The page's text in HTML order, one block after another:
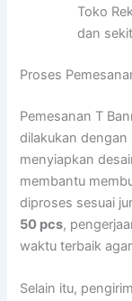
Toko
dan
Proses
Pemesanan T
dilakukan
menyiapkan
membantu
diproses sesuai
50 pcs,
waktu terbaik
Selain itu,